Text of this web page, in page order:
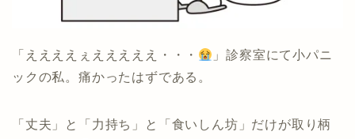
「ええええぇえええええ・・・
」診察室にて小パニ
ックの私。痛かったはずである。
「丈夫」と「力持ち」と「食いしん坊」だけが取り柄